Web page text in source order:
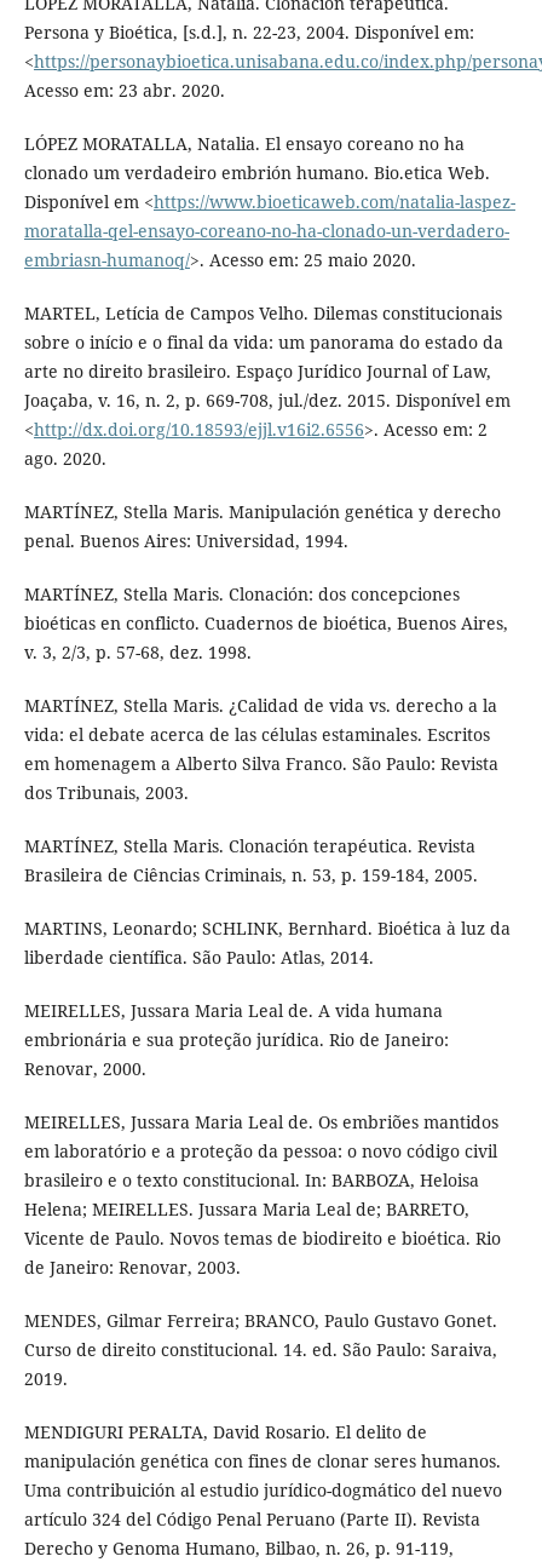
Persona y Bioética, [s.d.], n. 22-23, 2004. Disponível em:
<https://personaybioetica.unisabana.edu.co/index.php/
Acesso em: 23 abr. 2020.
LÓPEZ MORATALLA, Natalia. El ensayo coreano no ha
clonado um verdadeiro embrión humano. Bio.etica Web.
Disponível em <https://www.bioeticaweb.com/natalia-laspez-
moratalla-qel-ensayo-coreano-no-ha-clonado-un-verdadero-
embriasn-humanoq/>. Acesso em: 25 maio 2020.
MARTEL, Letícia de Campos Velho. Dilemas constitucionais
sobre o início e o final da vida: um panorama do estado da
arte no direito brasileiro. Espaço Jurídico Journal of Law,
Joaçaba, v. 16, n. 2, p. 669-708, jul./dez. 2015. Disponível em
<http://dx.doi.org/10.18593/ejjl.v16i2.6556>. Acesso em: 2
ago. 2020.
MARTÍNEZ, Stella Maris. Manipulación genética y derecho
penal. Buenos Aires: Universidad, 1994.
MARTÍNEZ, Stella Maris. Clonación: dos concepciones
bioéticas en conflicto. Cuadernos de bioética, Buenos Aires,
v. 3, 2/3, p. 57-68, dez. 1998.
MARTÍNEZ, Stella Maris. ¿Calidad de vida vs. derecho a la
vida: el debate acerca de las células estaminales. Escritos
em homenagem a Alberto Silva Franco. São Paulo: Revista
dos Tribunais, 2003.
MARTÍNEZ, Stella Maris. Clonación terapéutica. Revista
Brasileira de Ciências Criminais, n. 53, p. 159-184, 2005.
MARTINS, Leonardo; SCHLINK, Bernhard. Bioética à luz da
liberdade científica. São Paulo: Atlas, 2014.
MEIRELLES, Jussara Maria Leal de. A vida humana
embrionária e sua proteção jurídica. Rio de Janeiro:
Renovar, 2000.
MEIRELLES, Jussara Maria Leal de. Os embriões mantidos
em laboratório e a proteção da pessoa: o novo código civil
brasileiro e o texto constitucional. In: BARBOZA, Heloisa
Helena; MEIRELLES. Jussara Maria Leal de; BARRETO,
Vicente de Paulo. Novos temas de biodireito e bioética. Rio
de Janeiro: Renovar, 2003.
MENDES, Gilmar Ferreira; BRANCO, Paulo Gustavo Gonet.
Curso de direito constitucional. 14. ed. São Paulo: Saraiva,
2019.
MENDIGURI PERALTA, David Rosario. El delito de
manipulación genética con fines de clonar seres humanos.
Uma contribuición al estudio jurídico-dogmático del nuevo
artículo 324 del Código Penal Peruano (Parte II). Revista
Derecho y Genoma Humano, Bilbao, n. 26, p. 91-119,